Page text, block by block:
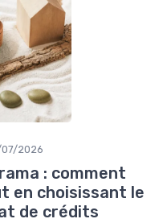
07/2026
: comment
en choisissant le
de crédits